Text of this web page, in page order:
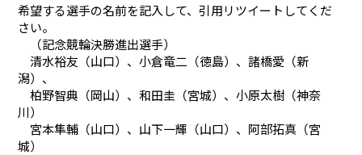
希望する選手の名前を記入して、引用リツイートしてくだ
さい。
（記念競輪決勝進出選手）
清水裕友（山口）、小倉竜二（徳島）、諸橋愛（新
潟）、
柏野智典（岡山）、和田圭（宮城）、小原太樹（神奈
川）
宮本隼輔（山口）、山下一輝（山口）、阿部拓真（宮
城）